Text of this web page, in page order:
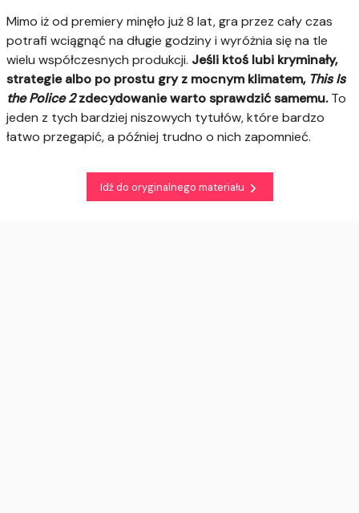
Mimo iż od premiery minęło już 8 lat, gra przez cały czas
potrafi wciągnąć na długie godziny i wyróżnia się na tle
wielu współczesnych produkcji. Jeśli ktoś lubi kryminały,
strategie albo po prostu gry z mocnym klimatem,This Is
the Police 2zdecydowanie warto sprawdzić samemu.To
jeden z tych bardziej niszowych tytułów, które bardzo
łatwo przegapić, a później trudno o nich zapomnieć.
Idź do oryginalnego materiału